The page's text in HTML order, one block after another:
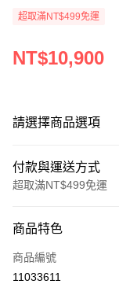
超取滿NT$499免運
NT$10,900
請選擇商品選項
付款與運送方式
超取滿NT$499免運
信用卡一次付款
超商取貨付款
商品特色
商品編號
11033611